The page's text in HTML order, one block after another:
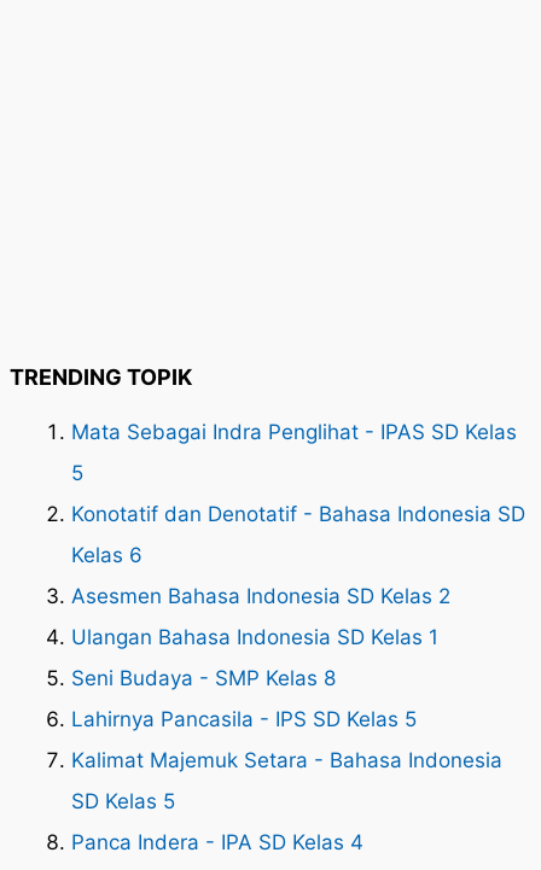
TRENDING TOPIK
Mata Sebagai Indra Penglihat - IPAS SD Kelas
5
Konotatif dan Denotatif - Bahasa Indonesia SD
Kelas 6
Asesmen Bahasa Indonesia SD Kelas 2
Ulangan Bahasa Indonesia SD Kelas 1
Seni Budaya - SMP Kelas 8
Lahirnya Pancasila - IPS SD Kelas 5
Kalimat Majemuk Setara - Bahasa Indonesia
SD Kelas 5
Panca Indera - IPA SD Kelas 4